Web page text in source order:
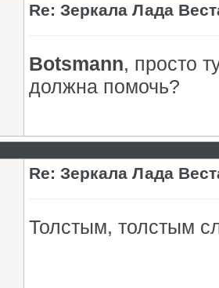
Re: Зеркала Лада
Botsmann, просто
должна помочь?
Re: Зеркала Лада
Толстым, толстым